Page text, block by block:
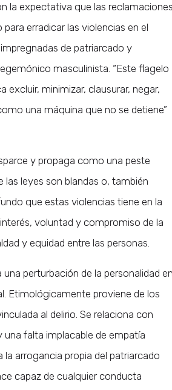
la expectativa que las reclamaciones
erradicar las violencias en el
de patriarcado y
masculinista. “Este flagelo
minimizar, clausurar, negar,
una máquina que no se detiene”
y propaga como una peste
leyes son blandas o, también
que estas violencias tiene en la
voluntad y compromiso de la
y equidad entre las personas.
perturbación de la personalidad en
Etimológicamente proviene de los
al delirio. Se relaciona con
falta implacable de empatía
arrogancia propia del patriarcado
capaz de cualquier conducta